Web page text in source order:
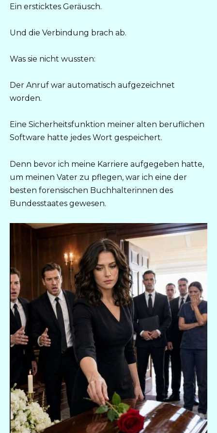
Ein ersticktes Geräusch.
Und die Verbindung brach ab.
Was sie nicht wussten:
Der Anruf war automatisch aufgezeichnet
worden.
Eine Sicherheitsfunktion meiner alten beruflichen
Software hatte jedes Wort gespeichert.
Denn bevor ich meine Karriere aufgegeben hatte,
um meinen Vater zu pflegen, war ich eine der
besten forensischen Buchhalterinnen des
Bundesstaates gewesen.